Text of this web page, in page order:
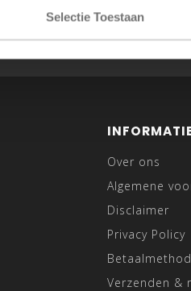
Selectie Toestaan
Over ons
Algemene
Disclaimer
Privacy Policy
Verzenden &